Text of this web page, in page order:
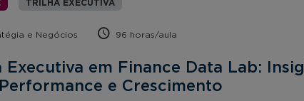
TRILHA EXECUTIVA
e Negócios 96 horas/aula
Executiva em Finance Data Lab:
e Crescimento